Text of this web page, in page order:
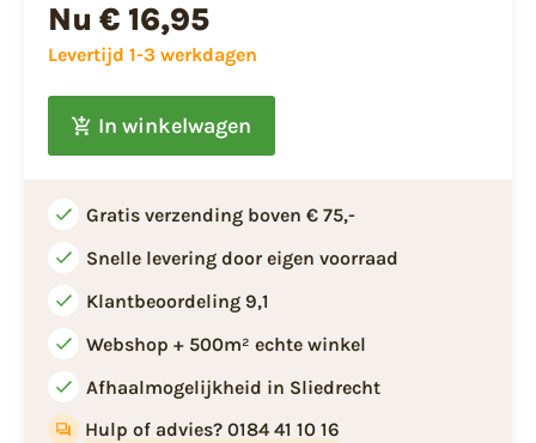
Nu € 16,95
Levertijd 1-3 werkdagen
In winkelwagen
Gratis verzending boven € 75,-
Snelle levering door eigen voorraad
Klantbeoordeling 9,1
Webshop + 500m² echte winkel
Afhaalmogelijkheid in Sliedrecht
Hulp of advies? 0184 41 10 16